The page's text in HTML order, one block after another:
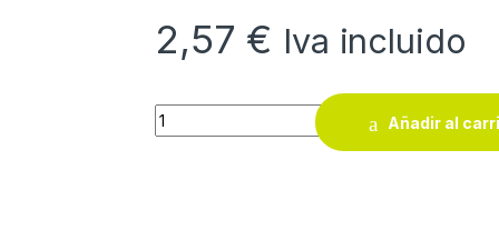
2,57 € Iva incluido
Pilas de botón litio Cegasa CR2430 3V ( 2
Añadir al